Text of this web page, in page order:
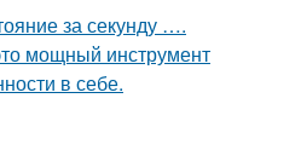
за секунду ….
мощный инструмент
в себе.